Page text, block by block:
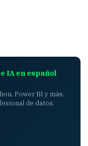
IA en español
Power BI y más.
de datos.